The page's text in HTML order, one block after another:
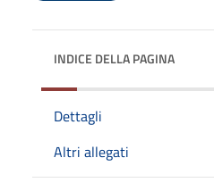
INDICE DELLA PAGINA
Dettagli
Altri allegati